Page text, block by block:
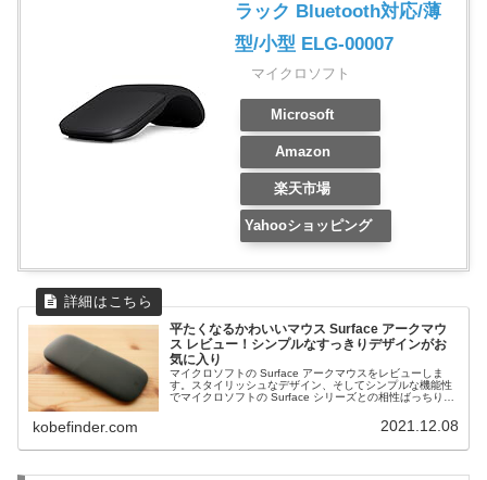
ラック Bluetooth対応/薄
型/小型 ELG-00007
マイクロソフト
Microsoft
Amazon
楽天市場
Yahooショッピング
平たくなるかわいいマウス Surface アークマウ
ス レビュー！シンプルなすっきりデザインがお
気に入り
マイクロソフトの Surface アークマウスをレビューしま
す。スタイリッシュなデザイン、そしてシンプルな機能性
でマイクロソフトの Surface シリーズとの相性ばっちりで
かの周辺機器とトータルコーディネートできます。
kobefinder.com 2021.12.08